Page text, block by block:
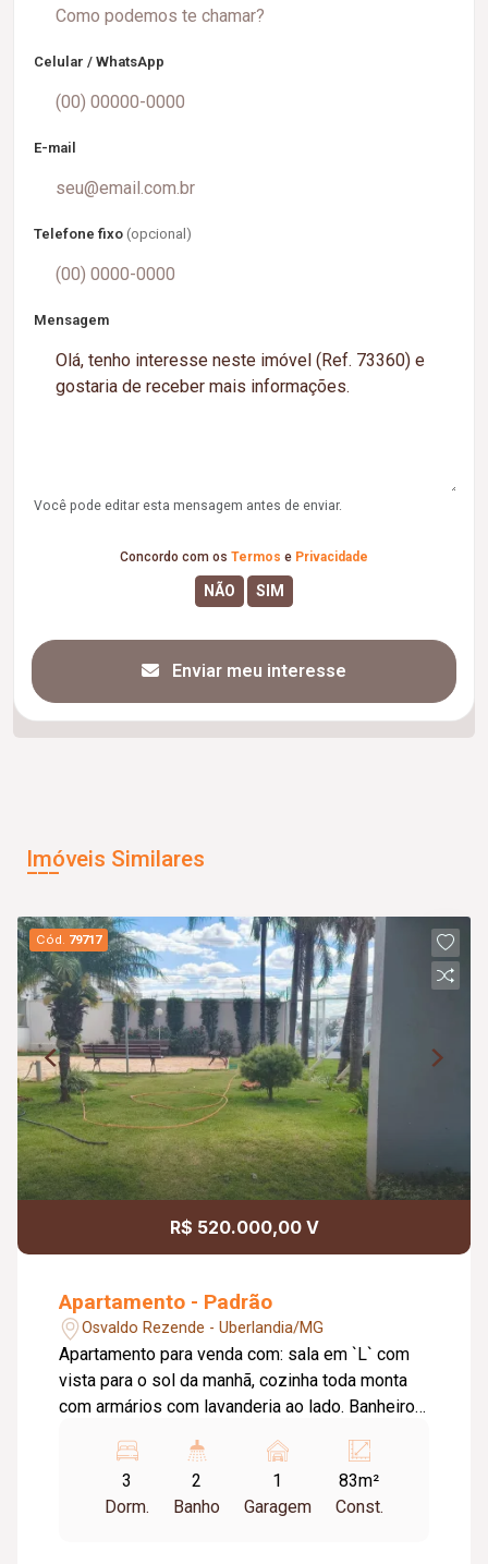
Celular / WhatsApp
E-mail
Telefone fixo (opcional)
Mensagem
Você pode editar esta mensagem antes de enviar.
Concordo com os Termos e Privacidade
Enviar meu interesse
Imóveis Similares
Cód. 79717
R$ 520.000,00 V
Apartamento - Padrão
Osvaldo Rezende - Uberlandia/MG
Apartamento para venda com: sala em `L` com
vista para o sol da manhã, cozinha toda monta
com armários com lavanderia ao lado. Banheiro
suíte, 02 quantos com armários e banheiro da
suíte com armário e box. 01 vaga de garagem
coberta. Predio com portaria 24 horas. Salão de
3
Dorm.
2
Banho
1
Garagem
83m²
Const.